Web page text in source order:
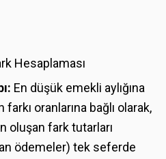
Hesaplaması
En düşük emekli aylığına
oranlarına bağlı olarak,
oluşan fark tutarları
ödemeler) tek seferde